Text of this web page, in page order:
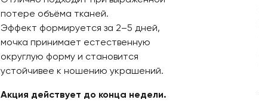
потере объёма тканей.
Эффект формируется за 2–5 дней,
мочка принимает естественную
округлую форму и становится
устойчивее к ношению украшений.
Акция действует до конца недели.